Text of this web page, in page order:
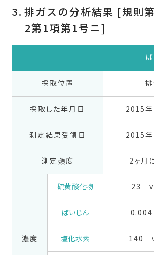
排ガスの分析結果 [規則
2第1項第1号ニ]
採取位置
採取した年月日 2015
測定結果受領日 2015
測定頻度 2ヶ月
濃度
硫黄酸化物 23
ばいじん
塩化水素 140